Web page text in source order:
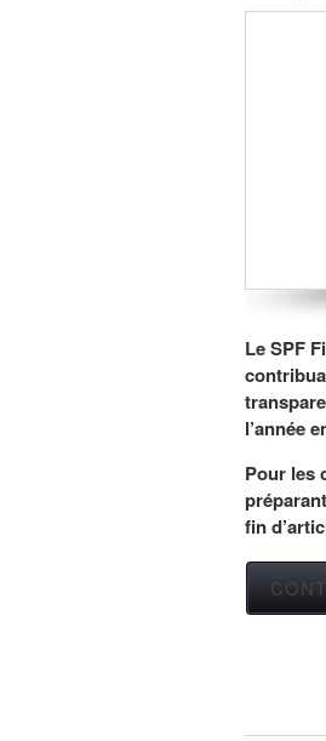
Le SPF
l’année
Pour les
fin